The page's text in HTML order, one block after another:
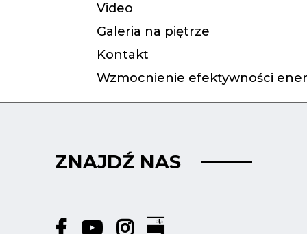
Video
Galeria na piętrze
Kontakt
Wzmocnienie efektywności
ZNAJDŹ NAS